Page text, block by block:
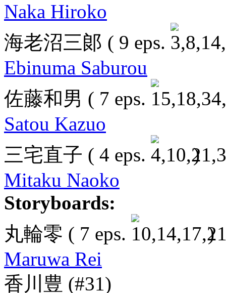
Naka Hiroko
海老沼三郞 ( 9 eps.
Ebinuma Saburou
佐藤和男 ( 7 eps.
Satou Kazuo
三宅直子 ( 4 eps.
)
Mitaku Naoko
Storyboards:
丸輪零 ( 7 eps.
)
Maruwa Rei
香川豊 (#31)